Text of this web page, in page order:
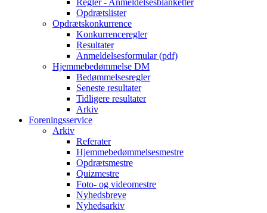
Regler - Anmeldelsesblanketter
Opdrætslister
Opdrætskonkurrence
Konkurrenceregler
Resultater
Anmeldelsesformular (pdf)
Hjemmebedømmelse DM
Bedømmelsesregler
Seneste resultater
Tidligere resultater
Arkiv
Foreningsservice
Arkiv
Referater
Hjemmebedømmelsesmestre
Opdrætsmestre
Quizmestre
Foto- og videomestre
Nyhedsbreve
Nyhedsarkiv